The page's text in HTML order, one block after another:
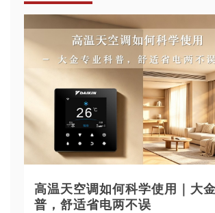
高温天空调如何科学使用｜大
普，舒适省电两不误